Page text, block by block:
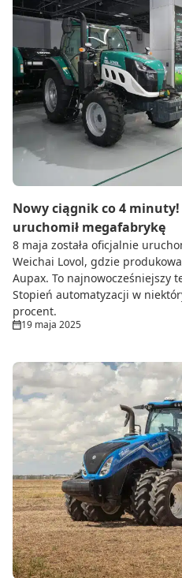
Nowy ciągnik co 4
uruchomił megafabrykę
8 maja została oficjalnie
Weichai Lovol, gdzie
Aupax. To najnowocześniejszy
Stopień automatyzacji w
procent.
19 maja 2025